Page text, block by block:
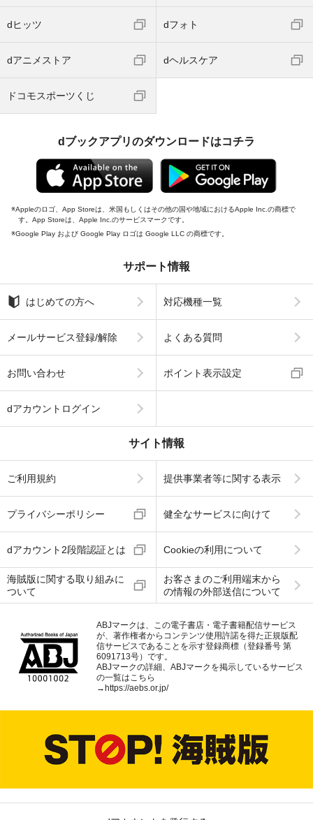
dヒッツ dフォト
dアニメストア dヘルスケア
ドコモスポーツくじ
dブックアプリのダウンロードはコチラ
Appleのロゴ、App Storeは、米国もしくはその他の国や地域におけるApple Inc.の商標で
す。App Storeは、Apple Inc.のサービスマークです。
Google Play および Google Play ロゴは Google LLC の商標です。
サポート情報
はじめての方へ 対応機種一覧
メールサービス登録/解除 よくある質問
お問い合わせ ポイント表示設定
dアカウントログイン
サイト情報
ご利用規約 提供事業者等に関する表示
プライバシーポリシー 健全なサービスに向けて
dアカウント2段階認証とは Cookieの利用について
海賊版に関する取り組みに
ついて
お客さまのご利用端末から
の情報の外部送信について
ABJマークは、この電子書店・電子書籍配信サービス
が、著作権者からコンテンツ使用許諾を得た正規版配
信サービスであることを示す登録商標（登録番号 第
6091713号）です。
ABJマークの詳細、ABJマークを掲示しているサービス
の一覧はこちら
→ https://aebs.or.jp/